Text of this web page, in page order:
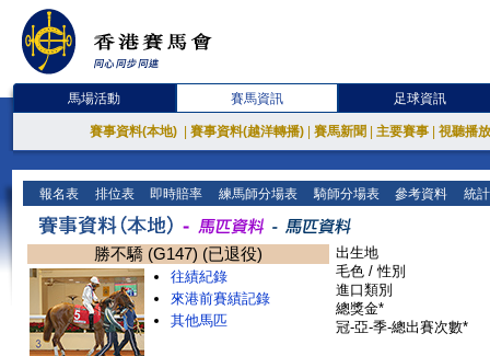
馬場活動 賽馬資訊 足球資訊
賽事資料(本地) 賽事資料(越洋轉播) 賽馬新聞 主要賽事 視聽播
報名表 排位表 即時賠率 練馬師分場表 騎師分場表 參考資料 統
勝不驕 (G147) (已退役)
往績紀錄
來港前賽績記錄
其他馬匹
出生地
毛色 / 性別
進口類別
總獎金*
冠-亞-季-總出賽次數*